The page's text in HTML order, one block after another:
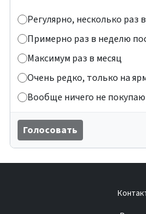
Регулярно, несколько раз
Примерно раз в неделю
Максимум раз в месяц
Очень редко, только на
Вообще ничего не
Голосовать